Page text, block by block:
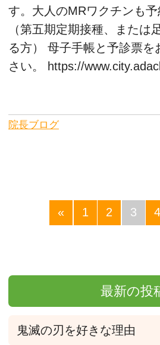
す。大人のMRワクチンも予
（第五期定期接種、または
る方） 母子手帳と予診票を
さい。 https://
院長ブログ
« 1 2 3 4
最新の投
鬼滅の刃を好きな理由